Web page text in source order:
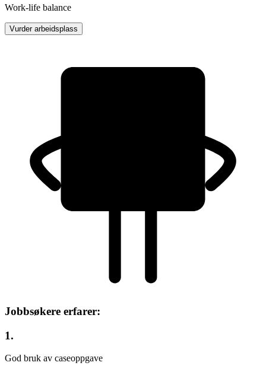
Work-life balance
Vurder arbeidsplass
Jobbsøkere erfarer:
1.
God bruk av caseoppgave